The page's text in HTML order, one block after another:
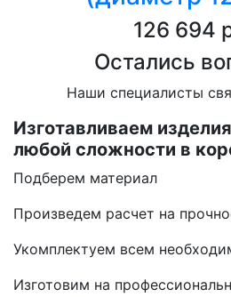
126 694
Остались
Наши специалисты
Изготавливаем
любой сложности в
Подберем материал
Произведем расчет на
Укомплектуем всем
Изготовим на